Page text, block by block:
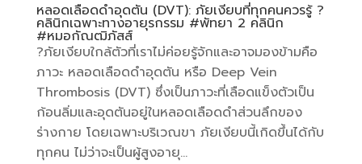
หลอดเลือดดำอุดตัน (DVT): ภัยเงียบที่ทุกคนควรรู้ ?
คลินิกเฉพาะทางอายุรกรรม #พัทยา 2 คลินิก
#หมอกัณฒิภัสส์
?ภัยเงียบใกล้ตัวที่เราไม่ค่อยรู้จักและอาจมองข้ามคือ
ภาวะ หลอดเลือดดำอุดตัน หรือ Deep Vein
Thrombosis (DVT) ซึ่งเป็นภาวะที่เลือดแข็งตัวเป็น
ก้อนลิ่มและอุดตันอยู่ในหลอดเลือดดำส่วนลึกของ
ร่างกาย โดยเฉพาะบริเวณขา ภัยเงียบนี้เกิดขึ้นได้กับ
ทุกคน ไม่ว่าจะเป็นผู้สูงอายุ...